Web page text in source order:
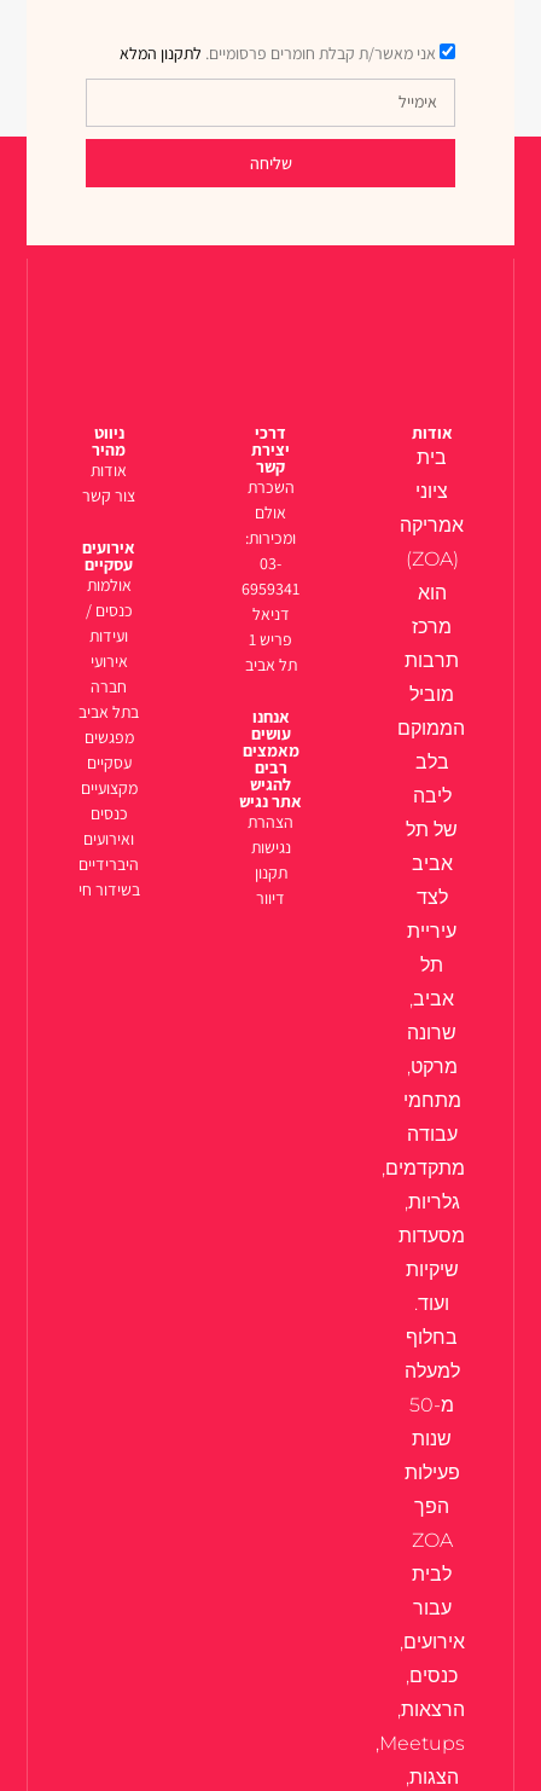
אני מאשר/ת קבלת חומרים פרסומיים. לתקנון המלא
שליחה
אודות
בית
ציוני
אמריקה
(ZOA)
הוא
מרכז
תרבות
מוביל
הממוקם
בלב
ליבה
של תל
אביב
לצד
עיריית
תל
אביב,
שרונה
מרקט,
מתחמי
עבודה
מתקדמים,
גלריות,
מסעדות
שיקיות
ועוד.
בחלוף
למעלה
מ-50
שנות
פעילות
הפך
ZOA
לבית
עבור
אירועים,
כנסים,
הרצאות,
Meetups,
הצגות,
דרכי
יצירת
קשר
השכרת
אולם
ומכירות:
03-
6959341
דניאל
פריש 1
תל אביב
אנחנו
עושים
מאמצים
רבים
להגיש
אתר נגיש
הצהרת
נגישות
תקנון
דיוור
ניווט
מהיר
אודות
צור קשר
אירועים
עסקיים
אולמות
כנסים /
ועידות
אירועי
חברה
בתל אביב
מפגשים
עסקיים
מקצועיים
כנסים
ואירועים
היברידיים
בשידור חי